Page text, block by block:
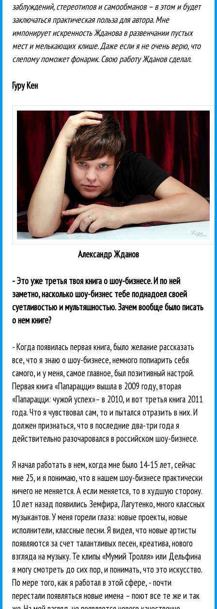
заблуждений, стереотипов и самообманов – в этом и будет
заключаться практическая польза для автора. Мне
импонирует искренность Жданова в развенчании пустых
мест и мелькающих клише. Даже если я не очень верю, что
слепому поможет фонарик. Свою работу Жданов сделал.
Гуру Кен
Александр Жданов
- Это уже третья твоя книга о шоу-бизнесе. И по ней
заметно, насколько шоу-бизнес тебе поднадоел своей
суетливостью и мультяшностью. Зачем вообще было писать
о нем книге?
- Когда появилась первая книга, было желание рассказать
все, что я знаю о шоу-бизнесе, немного попиарить себя
самого, и у меня, самое главное, был позитивный настрой.
Первая книга «Папарацци» вышла в 2009 году, вторая
«Папарацци: чужой успех»– в 2010, и вот третья книга 2011
года. Что я чувствовал сам, то и пытался отразить в них. И
должен признаться, что в последние два-три года я
действительно разочаровался в российском шоу-бизнесе.
Я начал работать в нем, когда мне было 14-15 лет, сейчас
мне 25, и я понимаю, что в нашем шоу-бизнесе практически
ничего не меняется. А если меняется, то в худшую сторону.
10 лет назад появились Земфира, Лагутенко, много классных
музыкантов. У меня горели глаза: новые проекты, новые
исполнители, классные песни. Я видел, что новые артисты
появляются за счет талантливых песен, креатива, нового
взгляда на музыку. Те клипы «Мумий Тролля» или Дельфина
я могу смотреть до сих пор, и понимать, что это искусство.
По мере того, как я работал в этой сфере, - почти
перестали появляться новые имена – поют все те же и так